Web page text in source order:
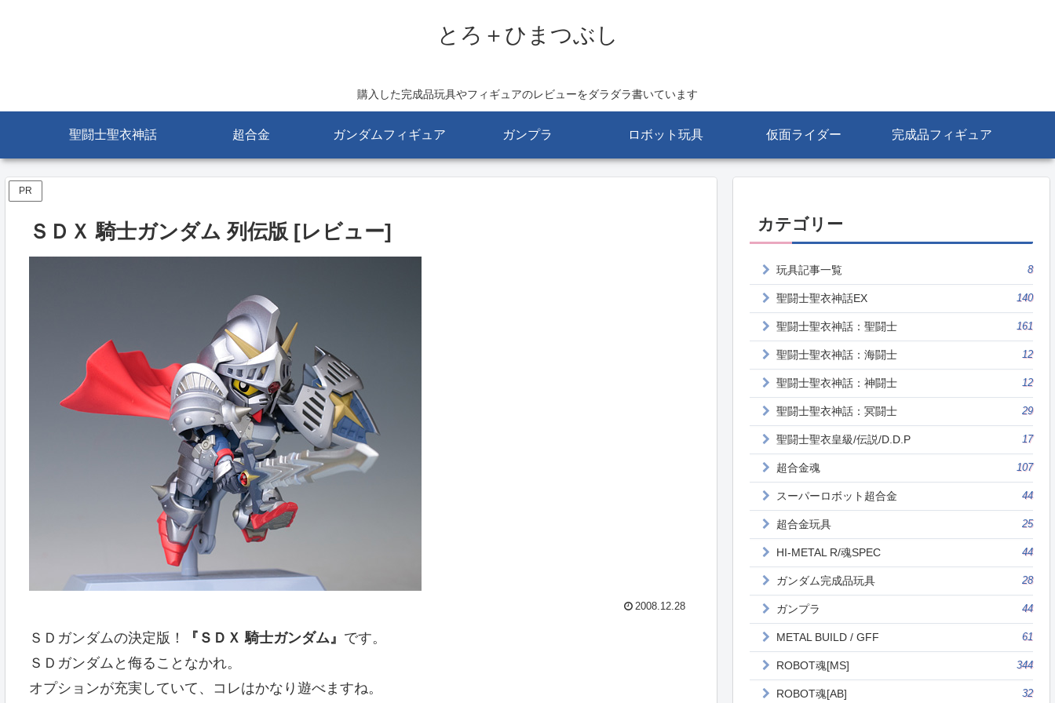
とろ＋ひまつぶし
購入した完成品玩具やフィギュアのレビューをダラダラ書いています
聖闘士聖衣神話 超合金 ガンダムフィギュア ガンプラ ロボット玩具 仮面ライダー 完成品フィギュア
PR
ＳＤＸ 騎士ガンダム 列伝版 [レビュー]
2008.12.28
ＳＤガンダムの決定版！ 『ＳＤＸ 騎士ガンダム』 です。
ＳＤガンダムと侮ることなかれ。
オプションが充実していて、コレはかなり遊べますね。
カテゴリー
玩具記事一覧 8
聖闘士聖衣神話EX 140
聖闘士聖衣神話：聖闘士 161
聖闘士聖衣神話：海闘士 12
聖闘士聖衣神話：神闘士 12
聖闘士聖衣神話：冥闘士 29
聖闘士聖衣皇級/伝説/D.D.P 17
超合金魂 107
スーパーロボット超合金 44
超合金玩具 25
HI-METAL R/魂SPEC 44
ガンダム完成品玩具 28
ガンプラ 44
METAL BUILD / GFF 61
ROBOT魂[MS] 344
ROBOT魂[AB] 32